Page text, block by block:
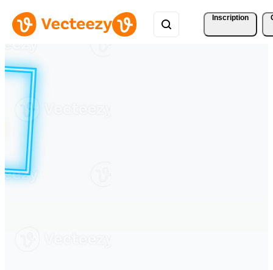
Inscription